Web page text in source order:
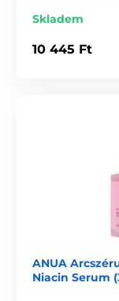
Skladem
10 445 Ft
ANUA
Niacin Serum